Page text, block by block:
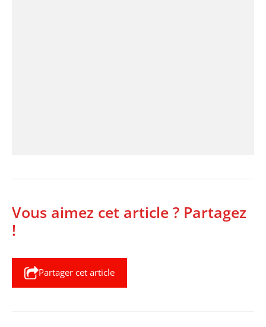
Vous aimez cet article ? Partagez
!
Partager cet article